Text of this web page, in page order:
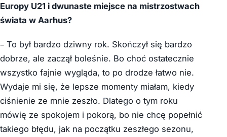
Europy U21 i dwunaste miejsce na mistrzostwach
świata w Aarhus?
– To był bardzo dziwny rok. Skończył się bardzo
dobrze, ale zaczął boleśnie. Bo choć ostatecznie
wszystko fajnie wygląda, to po drodze łatwo nie.
Wydaje mi się, że lepsze momenty miałam, kiedy
ciśnienie ze mnie zeszło. Dlatego o tym roku
mówię ze spokojem i pokorą, bo nie chcę popełnić
takiego błędu, jak na początku zeszłego sezonu,